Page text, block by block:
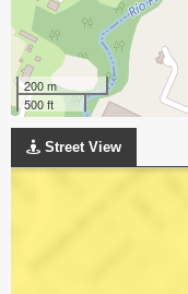
200 m
500 ft
Street View